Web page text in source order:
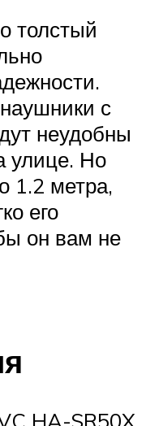
толстый
с
неудобны
улице. Но
1.2 метра,
его
он вам не
HA-SR50X